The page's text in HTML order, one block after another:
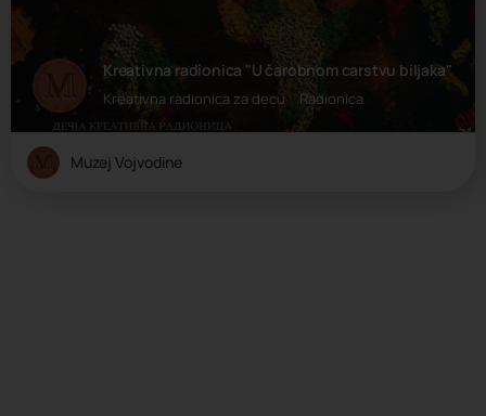
Kreativna radionica "U čarobnom carstvu biljaka"
Kreativna radionica za decu Radionica
Muzej Vojvodine